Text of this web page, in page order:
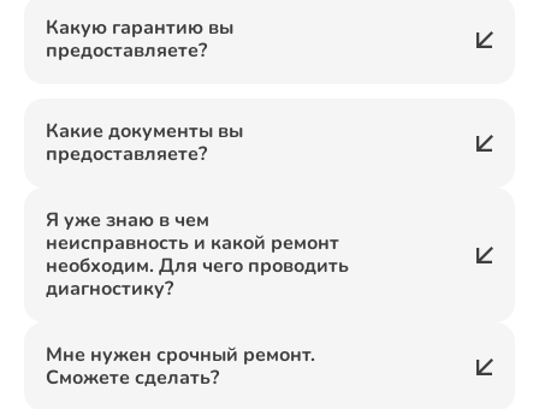
Какую гарантию вы
предоставляете?
Какие документы вы
предоставляете?
Я уже знаю в чем
неисправность и какой ремонт
необходим. Для чего проводить
диагностику?
Мне нужен срочный ремонт.
Сможете сделать?